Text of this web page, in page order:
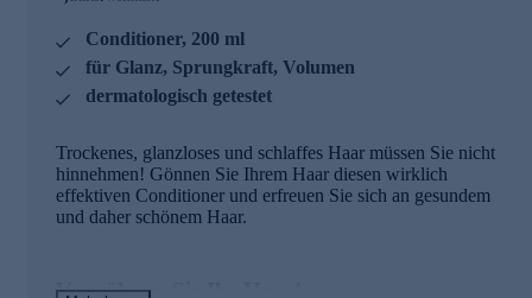
Conditioner, 200 ml
für Glanz, Sprungkraft, Volumen
dermatologisch getestet
Trockenes, glanzloses und schlaffes Haar müssen Sie nicht
hinnehmen! Gönnen Sie Ihrem Haar diesen wirklich
effektiven Conditioner und erfreuen Sie sich an gesundem
und daher schönem Haar.
Verwöhnen Sie Ihr Haar!